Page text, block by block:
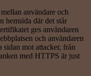
användare och
hemsida där det står
ges användaren
och användaren
mot attacker, från
med HTTPS är just